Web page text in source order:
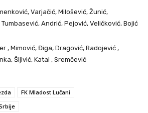
Varjačić, Milošević, Žunić,
Andrić, Pejović, Veličković, Bojić
, Mimović, Điga, Dragović, Radojević ,
Šljivić, Katai , Sremčević
FK Mladost Lučani